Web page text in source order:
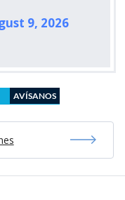
9, 2026
AVÍSANOS